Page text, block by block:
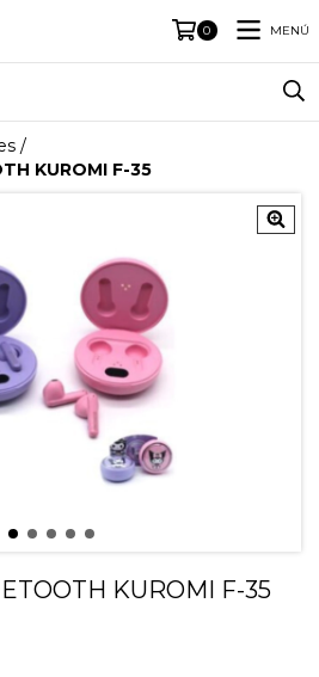
0 MENÚ
/
KUROMI F-35
KUROMI F-35